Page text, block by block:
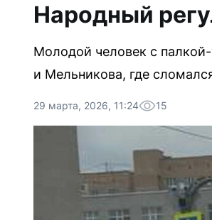
Народный
Молодой человек с палкой-
и Мельникова, где
29 марта, 2026, 11:24 15